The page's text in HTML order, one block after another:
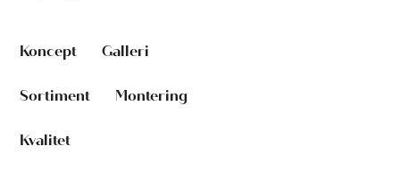
Koncept Galleri
Sortiment Montering
Kvalitet